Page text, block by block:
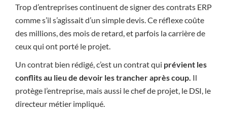
Trop d’entreprises continuent de signer des contrats ERP
comme s’il s’agissait d’un simple devis. Ce réflexe coûte
des millions, des mois de retard, et parfois la carrière de
ceux qui ont porté le projet.
Un contrat bien rédigé, c’est un contrat qui prévient les
conflits au lieu de devoir les trancher après coup. Il
protège l’entreprise, mais aussi le chef de projet, le DSI, le
directeur métier impliqué.